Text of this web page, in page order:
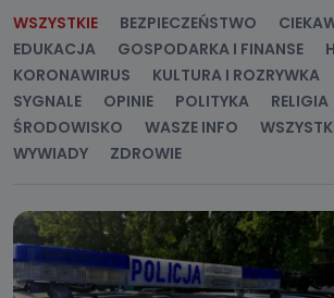
WSZYSTKIE BEZPIECZEŃSTWO
EDUKACJA
GOSPODARKA I FINANSE
KORONAWIRUS
KULTURA I ROZRYWKA
SYGNALE
OPINIE POLITYKA RELIGIA
ŚRODOWISKO
WASZE INFO
WYWIADY
ZDROWIE